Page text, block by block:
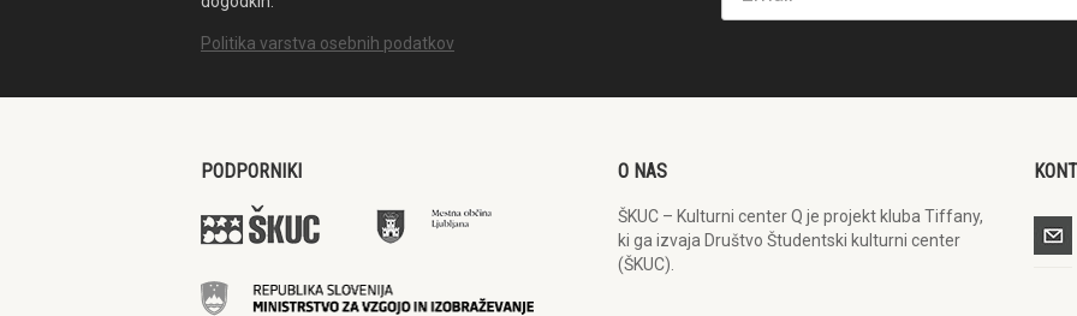
Politika varstva osebnih podatkov
PODPORNIKI O NAS
ŠKUC – Kulturni center Q je projekt kluba Tiffany,
ki ga izvaja Društvo Študentski kulturni center
(ŠKUC).